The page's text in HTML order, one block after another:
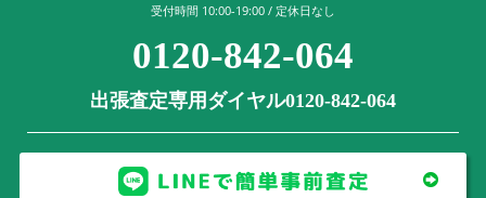
受付時間 10:00-19:00 / 定休日なし
0120-842-064
出張査定専用ダイヤル0120-842-064